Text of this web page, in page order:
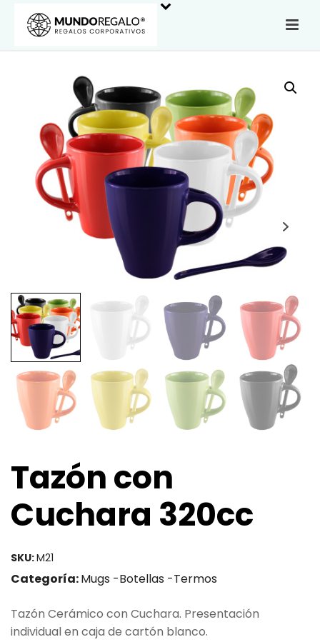
Tazón con
Cuchara 320cc
SKU:M21
Categoría:Mugs -Botellas -Termos
Tazón Cerámico con Cuchara. Presentación
individual en caja de cartón blanco.